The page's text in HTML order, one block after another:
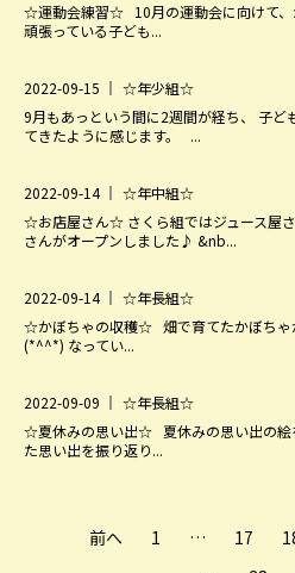
☆運動会練習☆ 10月の運動会に向けて、
頑張っている子ども...
2022-09-15
☆年少組☆
9月もあっという間に2週間が経ち、 子ど
てきたように感じます。 ...
2022-09-14
☆年中組☆
☆お店屋さん☆ さくら組ではジュース屋
さんがオープンしました♪ &nb...
2022-09-14
☆年長組☆
☆かぼちゃの収穫☆ 畑で育てたかぼちゃ
(*^^*) なってい...
2022-09-09
☆年長組☆
☆夏休みの思い出☆ 夏休みの思い出の絵
た思い出を振り返り...
前へ 1 … 17